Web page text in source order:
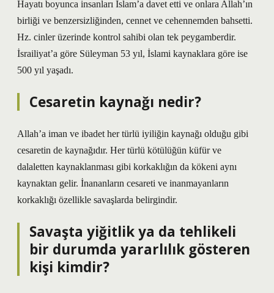
Hayatı boyunca insanları İslam’a davet etti ve onlara Allah’ın
birliği ve benzersizliğinden, cennet ve cehennemden bahsetti.
Hz. cinler üzerinde kontrol sahibi olan tek peygamberdir.
İsrailiyat’a göre Süleyman 53 yıl, İslami kaynaklara göre ise
500 yıl yaşadı.
Cesaretin kaynağı nedir?
Allah’a iman ve ibadet her türlü iyiliğin kaynağı olduğu gibi
cesaretin de kaynağıdır. Her türlü kötülüğün küfür ve
dalaletten kaynaklanması gibi korkaklığın da kökeni aynı
kaynaktan gelir. İnananların cesareti ve inanmayanların
korkaklığı özellikle savaşlarda belirgindir.
Savaşta yiğitlik ya da tehlikeli
bir durumda yararlılık gösteren
kişi kimdir?